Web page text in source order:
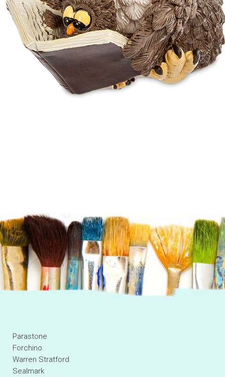
Parastone
Forchino
Warren Stratford
Sealmark